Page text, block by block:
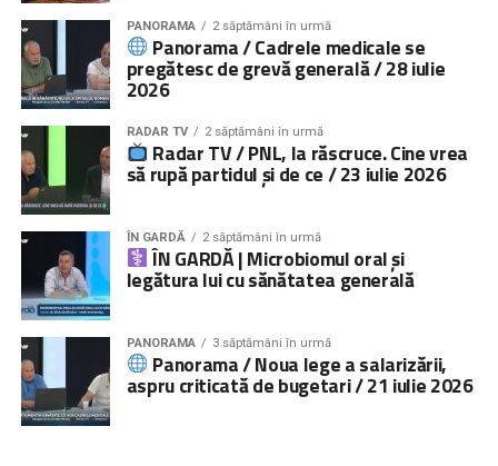
PANORAMA 2 săptămâni în urmă
Panorama / Cadrele medicale se
pregătesc de grevă generală / 28 iulie
2026
RADAR TV 2 săptămâni în urmă
Radar TV / PNL, la răscruce. Cine vrea
să rupă partidul și de ce / 23 iulie 2026
ÎN GARDĂ 2 săptămâni în urmă
ÎN GARDĂ | Microbiomul oral și
legătura lui cu sănătatea generală
PANORAMA 3 săptămâni în urmă
Panorama / Noua lege a salarizării,
aspru criticată de bugetari / 21 iulie 2026